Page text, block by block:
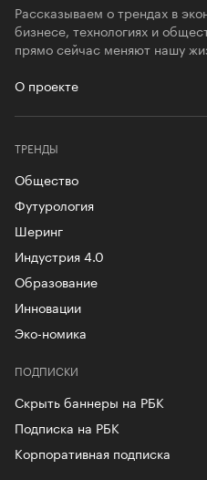
Рассказываем о трендах в
бизнесе, технологиях и
прямо сейчас меняют нашу
О проекте
ТРЕНДЫ
Общество
Футурология
Шеринг
Индустрия 4.0
Образование
Инновации
Эко-номика
ПОДПИСКИ
Скрыть баннеры на РБК
Подписка на РБК
Корпоративная подписка